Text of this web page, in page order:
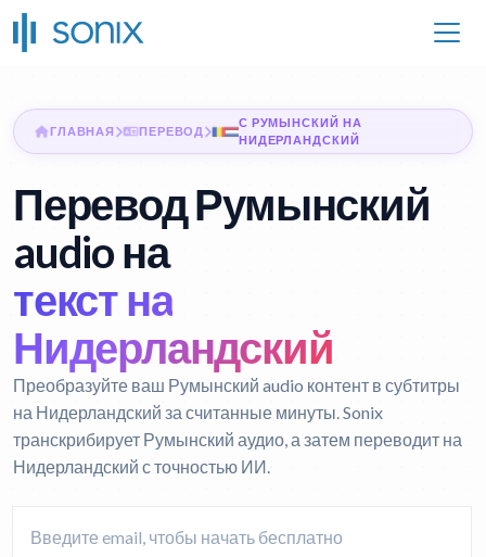
ГЛАВНАЯ ПЕРЕВОД
С РУМЫНСКИЙ НА
НИДЕРЛАНДСКИЙ
Перевод Румынский
audio на
текст на
Нидерландский
Преобразуйте ваш Румынский audio контент в субтитры
на Нидерландский за считанные минуты. Sonix
транскрибирует Румынский аудио, а затем переводит на
Нидерландский с точностью ИИ.